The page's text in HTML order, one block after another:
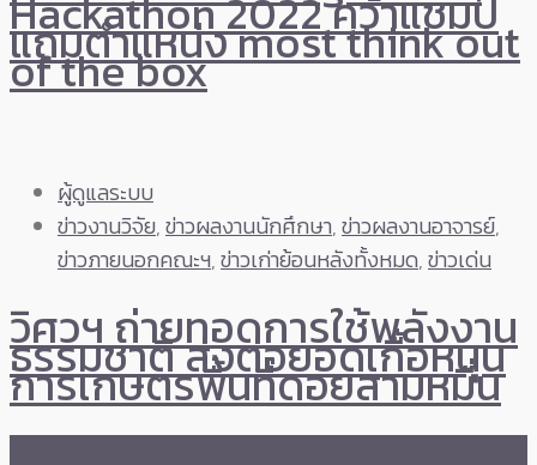
Hackathon 2022 คว้าแชมป์
แถมตำแหน่ง most think out
of the box
ผู้ดูแลระบบ
ข่าวงานวิจัย,ข่าวผลงานนักศึกษา,ข่าวผลงานอาจารย์,
ข่าวภายนอกคณะฯ,ข่าวเก่าย้อนหลังทั้งหมด,ข่าวเด่น
วิศวฯ ถ่ายทอดการใช้พลังงาน
ธรรมชาติ ส่งต่อยอดเกื้อหนุน
การเกษตรพื้นที่ดอยสามหมื่น